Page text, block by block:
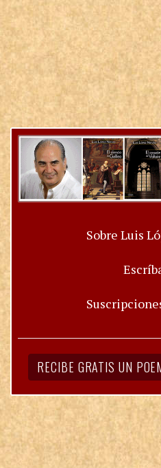
Sobre Luis
RECIBE GRATIS UN